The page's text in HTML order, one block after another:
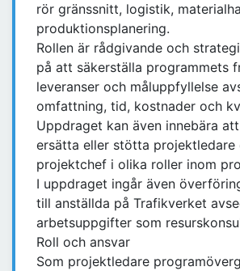
rör gränssnitt, logistik,
produktionsplanering.
Rollen är rådgivande och
på att säkerställa programmets
leveranser och måluppfyllelse
omfattning, tid, kostnader och
Uppdraget kan även innebära
ersätta eller stötta projektledare
projektchef i olika roller inom
I uppdraget ingår även
till anställda på Trafikverket
arbetsuppgifter som
Roll och ansvar
Som projektledare